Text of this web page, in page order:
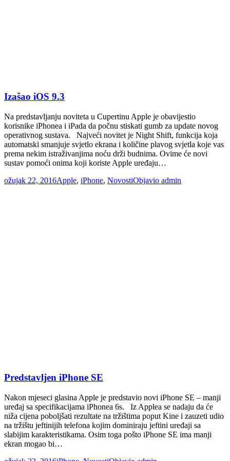
Izašao iOS 9.3
Na predstavljanju noviteta u Cupertinu Apple je obavijestio
korisnike iPhonea i iPada da počnu stiskati gumb za update novog
operativnog sustava. Najveći novitet je Night Shift, funkcija koja
automatski smanjuje svjetlo ekrana i količine plavog svjetla koje vas
prema nekim istraživanjima noću drži budnima. Ovime će novi
sustav pomoći onima koji koriste Apple uređaju…
ožujak 22, 2016Apple, iPhone, NovostiObjavio admin
Predstavljen iPhone SE
Nakon mjeseci glasina Apple je predstavio novi iPhone SE – manji
uređaj sa specifikacijama iPhonea 6s. Iz Applea se nadaju da će
niža cijena poboljšati rezultate na tržištima poput Kine i zauzeti udio
na tržištu jeftinijih telefona kojim dominiraju jeftini uređaji sa
slabijim karakteristikama. Osim toga pošto iPhone SE ima manji
ekran mogao bi…